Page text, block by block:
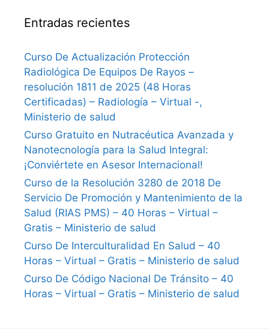
Entradas recientes
Curso De Actualización Protección
Radiológica De Equipos De Rayos –
resolución 1811 de 2025 (48 Horas
Certificadas) – Radiología – Virtual -,
Ministerio de salud
Curso Gratuito en Nutracéutica Avanzada y
Nanotecnología para la Salud Integral:
¡Conviértete en Asesor Internacional!
Curso de la Resolución 3280 de 2018 De
Servicio De Promoción y Mantenimiento de la
Salud (RIAS PMS) – 40 Horas – Virtual –
Gratis – Ministerio de salud
Curso De Interculturalidad En Salud – 40
Horas – Virtual – Gratis – Ministerio de salud
Curso De Código Nacional De Tránsito – 40
Horas – Virtual – Gratis – Ministerio de salud